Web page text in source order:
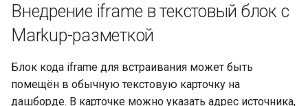
Внедрение iframe в текстовый блок с
Markup-разметкой
Блок кода iframe для встраивания может быть
помещён в обычную текстовую карточку на
дашборде. В карточке можно указать адрес источника,